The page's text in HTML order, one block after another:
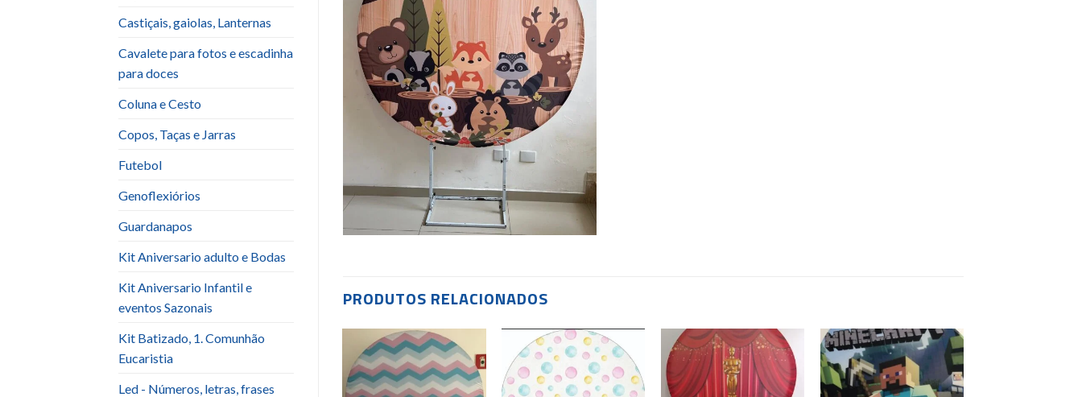
Castiçais, gaiolas, Lanternas
Cavalete para fotos e escadinha
para doces
Coluna e Cesto
Copos, Taças e Jarras
Futebol
Genoflexiórios
Guardanapos
Kit Aniversario adulto e Bodas
Kit Aniversario Infantil e
eventos Sazonais
Kit Batizado, 1. Comunhão
Eucaristia
Led - Números, letras, frases
PRODUTOS RELACIONADOS
Add to
wishlist
Add to
wishlist
Add to
wishlist
Add to
wishlist
wishlist